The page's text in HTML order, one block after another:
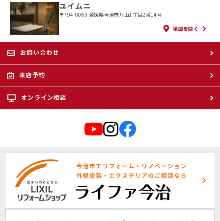
ユイムニ
〒794-0063 愛媛県今治市片山1丁目2番14号
地図を開く
お問い合わせ
来店予約
オンライン相談